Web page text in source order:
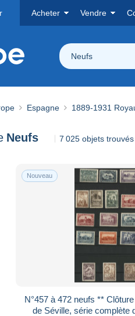
Acheter Vendre
Neufs
Espagne 1889-1931
Neufs 7 025 objets trouvés
Nouveau
N°457 à 472 neufs **
de Séville, série complète